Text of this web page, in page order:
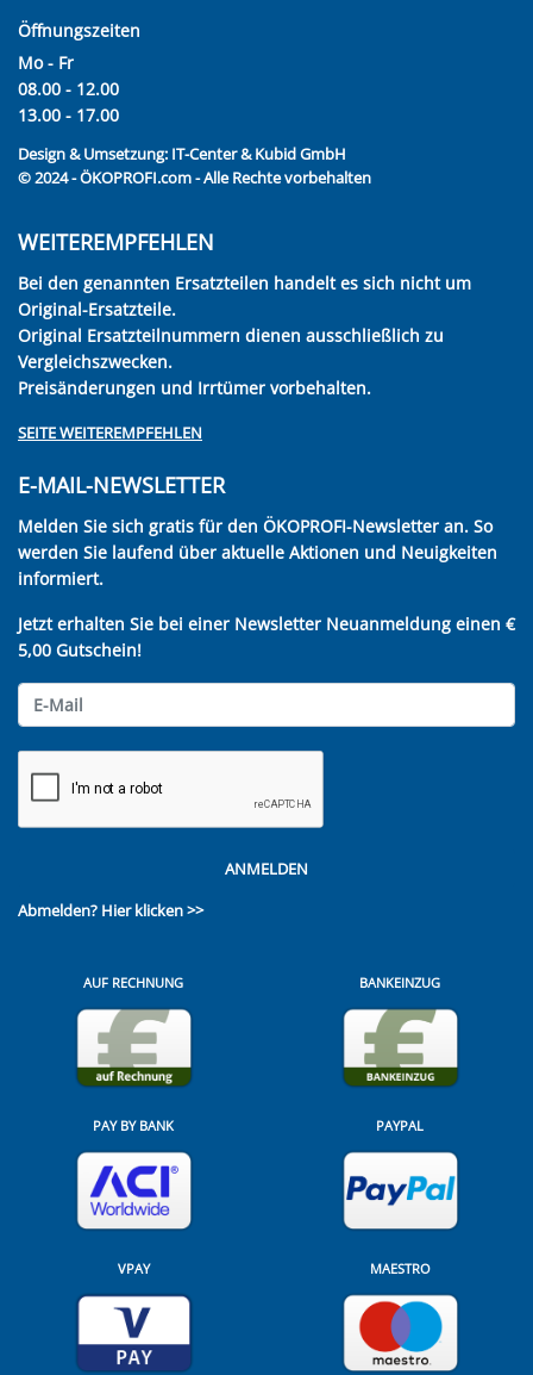
Öffnungszeiten
Mo - Fr
08.00 - 12.00
13.00 - 17.00
Design & Umsetzung: IT-Center & Kubid GmbH
© 2024 - ÖKOPROFI.com - Alle Rechte vorbehalten
WEITEREMPFEHLEN
Bei den genannten Ersatzteilen handelt es sich nicht um
Original-Ersatzteile.
Original Ersatzteilnummern dienen ausschließlich zu
Vergleichszwecken.
Preisänderungen und Irrtümer vorbehalten.
SEITE WEITEREMPFEHLEN
E-MAIL-NEWSLETTER
Melden Sie sich gratis für den ÖKOPROFI-Newsletter an. So
werden Sie laufend über aktuelle Aktionen und Neuigkeiten
informiert.
Jetzt erhalten Sie bei einer Newsletter Neuanmeldung einen €
5,00 Gutschein!
ANMELDEN
Abmelden? Hier klicken >>
AUF RECHNUNG BANKEINZUG
PAY BY BANK PAYPAL
VPAY MAESTRO